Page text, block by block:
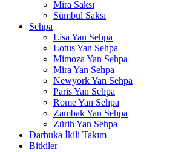
Mira Saksı
Sümbül Saksı
Sehpa
Lisa Yan Sehpa
Lotus Yan Sehpa
Mimoza Yan Sehpa
Mira Yan Sehpa
Newyork Yan Sehpa
Paris Yan Sehpa
Rome Yan Sehpa
Zambak Yan Sehpa
Zürih Yan Sehpa
Darbuka İkili Takım
Bitkiler